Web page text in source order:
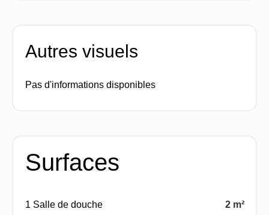
Autres visuels
Pas d'informations disponibles
Surfaces
1 Salle de douche 2 m²